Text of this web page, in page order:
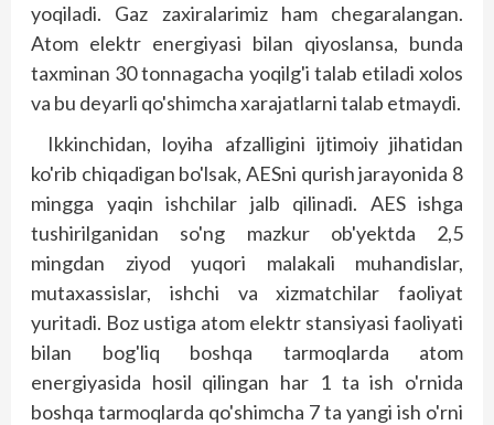
yoqiladi. Gaz zaxiralarimiz ham chegaralangan.
Atom elektr energiyasi bilan qiyoslansa, bunda
taxminan 30 tonnagacha yoqilg'i talab etiladi xolos
va bu deyarli qo'shimcha xarajatlarni talab etmaydi.
Ikkinchidan, loyiha afzalligini ijtimoiy jihatidan
ko'rib chiqadigan bo'lsak, AESni qurish jarayonida 8
mingga yaqin ishchilar jalb qilinadi. AES ishga
tushirilganidan so'ng mazkur ob'yektda 2,5
mingdan ziyod yuqori malakali muhandislar,
mutaxassislar, ishchi va xizmatchilar faoliyat
yuritadi. Boz ustiga atom elektr stansiyasi faoliyati
bilan bog'liq boshqa tarmoqlarda atom
energiyasida hosil qilingan har 1 ta ish o'rnida
boshqa tarmoqlarda qo'shimcha 7 ta yangi ish o'rni